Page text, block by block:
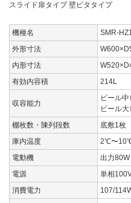
スライド扉タイプ 壁ピタタイプ
機種名
SMR-
外形寸法
内形寸法
有効内容積
214L
収容能力
ビール
ビール
棚枚数・陳列段数
底敷1枚
庫内温度
2℃〜
電動機
出力80W
電源
単相
消費電力
107/